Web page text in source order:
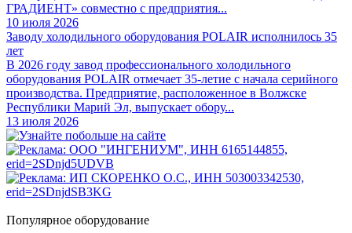
ГРАДИЕНТ» совместно с предприятия...
10 июля 2026
Заводу холодильного оборудования POLAIR исполнилось 35
лет
В 2026 году завод профессионального холодильного
оборудования POLAIR отмечает 35-летие с начала серийного
производства. Предприятие, расположенное в Волжске
Республики Марий Эл, выпускает обору...
13 июля 2026
Популярное оборудование